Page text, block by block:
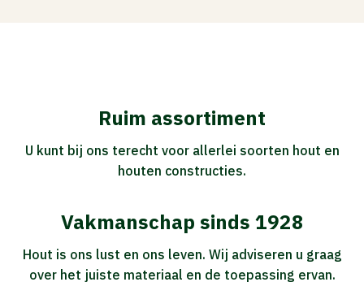
Ruim assortiment
U kunt bij ons terecht voor allerlei soorten hout en
houten constructies.
Vakmanschap sinds 1928
Hout is ons lust en ons leven. Wij adviseren u graag
over het juiste materiaal en de toepassing ervan.